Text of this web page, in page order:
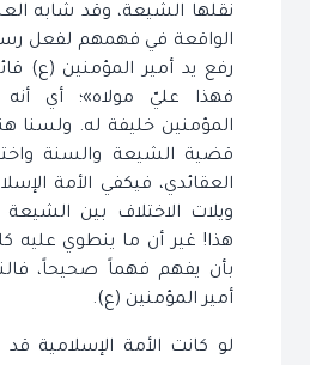
نقلها الشيعة، وقد شابه
الواقعة في فهمهم لفعل
رفع يد أمير المؤمنين (ع)
فهذا عليّ مولاه»؛ أي
المؤمنين خليفة له. ولسنا
قضية الشيعة والسنة
العقائدي، فيكفي الأمة
ويلات الاختلاف بين
هذا! غير أن ما ينطوي عليه
بأن يفهم فهماً صحيحاً،
أمير المؤمنين (ع).
لو كانت الأمة الإسلامية